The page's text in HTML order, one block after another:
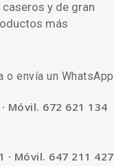
y de gran
más
o envía un WhatsApp
Móvil. 672 621 134
· Móvil. 647 211 427